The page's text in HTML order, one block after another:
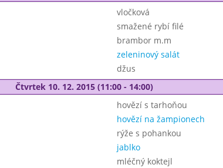
vločková
smažené rybí filé
brambor m.m
zeleninový salát
džus
Čtvrtek 10. 12. 2015 (11:00 - 14:00)
hovězí s tarhoňou
hovězí na žampionech
rýže s pohankou
jablko
mléčný koktejl